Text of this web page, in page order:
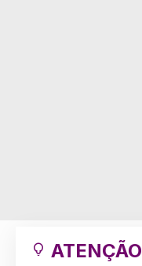
ATENÇÃO